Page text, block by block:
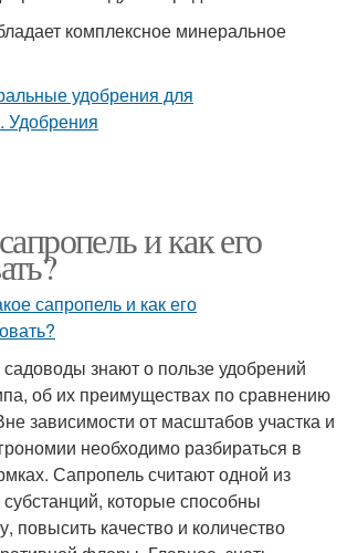
комплексное минеральное
и как его
садоводы знают о пользе удобрений
об их преимуществах по сравнению
зависимости от масштабов участка и
необходимо разбираться в
Сапропель считают одной из
которые способны
повысить качество и количество